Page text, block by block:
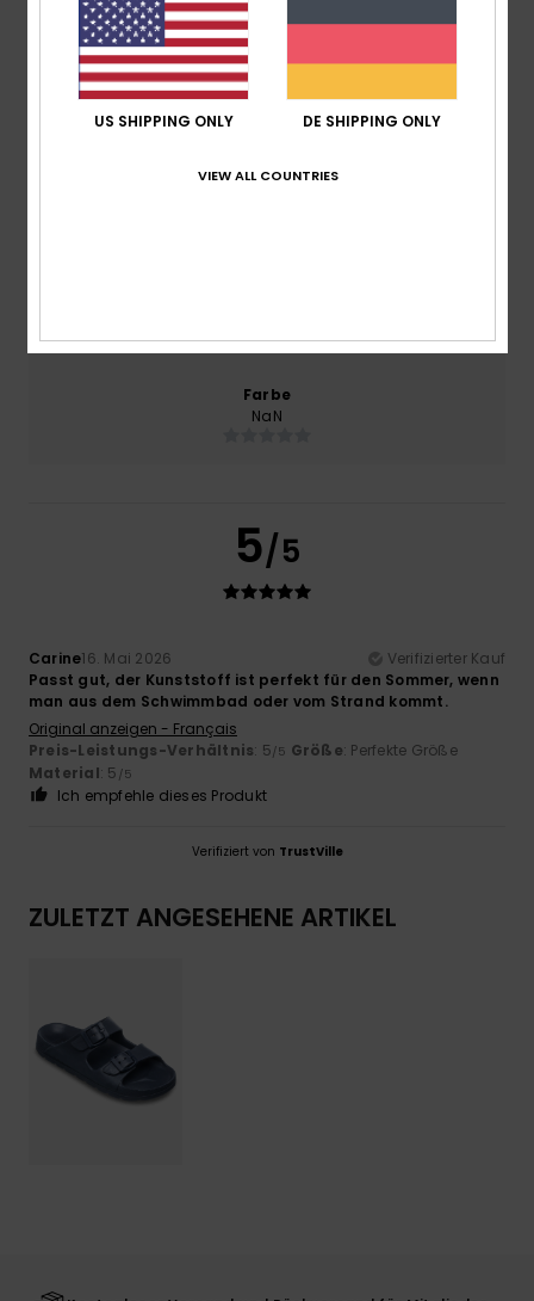
100% unserer Kunden empfehlen dieses Produkt
Komfort
Farbe
NaN
5/5
Carine16. Mai 2026
Verifizierter Kauf
Passt gut, der Kunststoff ist perfekt für den Sommer, wenn
man aus dem Schwimmbad oder vom Strand kommt.
Original anzeigen - Français
Preis-Leistungs-Verhältnis: 5/5 Größe: Perfekte Größe
Material: 5 /5
Ich empfehle dieses Produkt
Verifiziert von TrustVille
ZULETZT ANGESEHENE ARTIKEL
US SHIPPING ONLY DE SHIPPING ONLY
VIEW ALL COUNTRIES